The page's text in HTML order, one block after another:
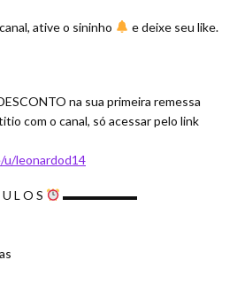
ative o sininho
e deixe seu like.
na sua primeira remessa
com o canal, só acessar pelo link
leonardod14
L O S
▬▬▬▬▬▬